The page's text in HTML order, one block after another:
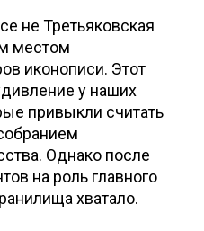
не Третьяковская
местом
иконописи. Этот
у наших
привыкли считать
Однако после
на роль главного
хватало.